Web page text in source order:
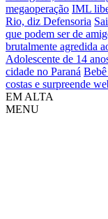
megaoperação IML
Rio, diz Defensoria
que podem ser de
brutalmente agredida
Adolescente de 14
cidade no Paraná Bebê
costas e surpreende
EM ALTA
MENU